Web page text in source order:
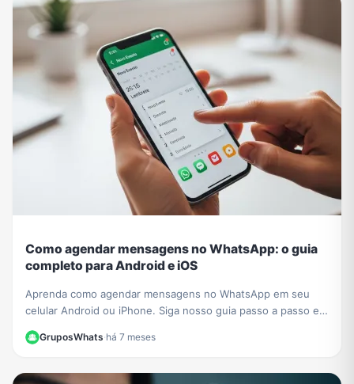
Como agendar mensagens no WhatsApp: o guia
completo para Android e iOS
Aprenda como agendar mensagens no WhatsApp em seu
celular Android ou iPhone. Siga nosso guia passo a passo e
nunca mais se esqueça de um recado importante!
GruposWhats·há 7 meses